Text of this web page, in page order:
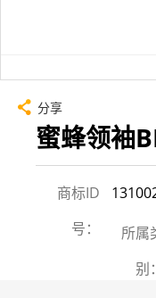
分享
蜜蜂领袖
商标ID
号：
所属
别：